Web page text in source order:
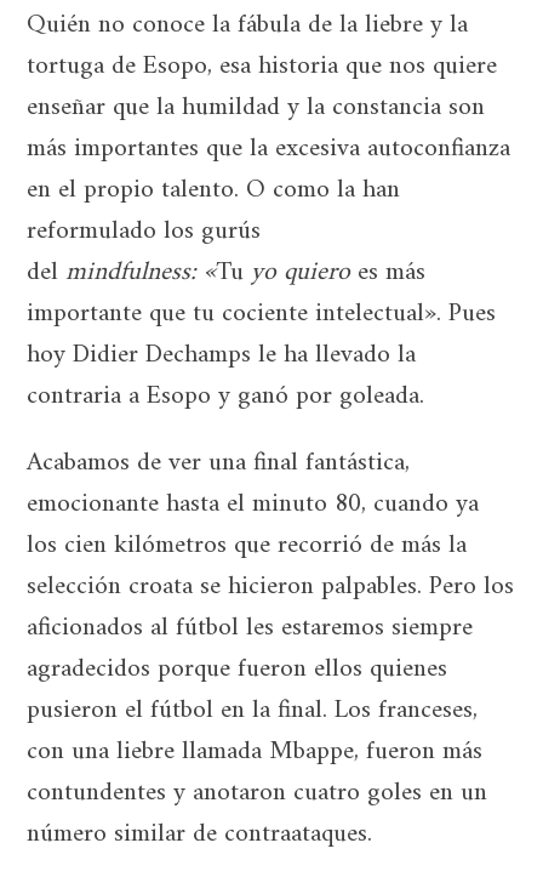
Quién no conoce la fábula de la liebre y la
tortuga de Esopo, esa historia que nos quiere
enseñar que la humildad y la constancia son
más importantes que la excesiva autoconfianza
en el propio talento. O como la han
reformulado los gurús
delmindfulness: «Tuyo quieroes más
importante que tu cociente intelectual». Pues
hoy Didier Dechamps le ha llevado la
contraria a Esopo y ganó por goleada.
Acabamos de ver una final fantástica,
emocionante hasta el minuto 80, cuando ya
los cien kilómetros que recorrió de más la
selección croata se hicieron palpables. Pero los
aficionados al fútbol les estaremos siempre
agradecidos porque fueron ellos quienes
pusieron el fútbol en la final. Los franceses,
con una liebre llamada Mbappe, fueron más
contundentes y anotaron cuatro goles en un
número similar de contraataques.